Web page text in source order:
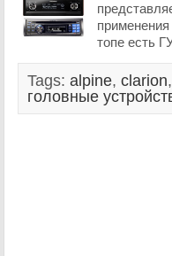
топе есть
Tags: alpine, clarion,
головные